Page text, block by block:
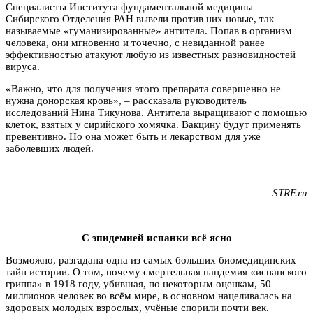
Специалисты Института фундаментальной медицины
Сибирского Отделения РАН вывели против них новые, так
называемые «гуманизированные» антитела. Попав в организм
человека, они мгновенно и точечно, с невиданной ранее
эффективностью атакуют любую из известных разновидностей
вируса.
«Важно, что для получения этого препарата совершенно не
нужна донорская кровь», – рассказала руководитель
исследований Нина Тикунова. Антитела выращивают с помощью
клеток, взятых у сирийского хомячка. Вакцину будут применять
превентивно. Но она может быть и лекарством для уже
заболевших людей.
STRF.ru
С эпидемией испанки всё ясно
Возможно, разгадана одна из самых больших биомедицинских
тайн истории. О том, почему смертельная пандемия «испанского
гриппа» в 1918 году, убившая, по некоторым оценкам, 50
миллионов человек во всём мире, в основном нацеливалась на
здоровых молодых взрослых, учёные спорили почти век.